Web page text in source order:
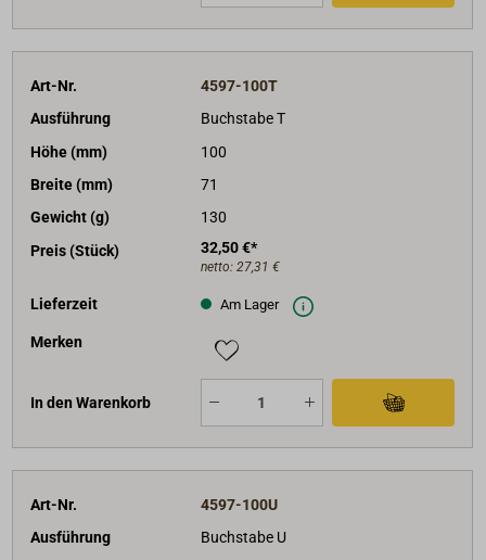
Art-Nr.
4597-100T
Ausführung
Buchstabe T
Höhe (mm)
100
Breite (mm)
71
Gewicht (g)
130
Preis (Stück)
32,50 €*
netto: 27,31 €
Lieferzeit Am Lager
Merken
In den Warenkorb
Art-Nr.
4597-100U
Ausführung
Buchstabe U